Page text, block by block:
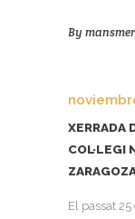
By
XERRADA
COL·LEGI
El passat